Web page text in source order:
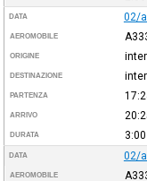
DATA 02/
AEROMOBILE
ORIGINE
DESTINAZIONE
PARTENZA
ARRIVO
DURATA 3:00
DATA 02/
AEROMOBILE